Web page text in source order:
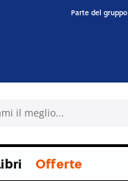
Parte del gruppo
Offerte